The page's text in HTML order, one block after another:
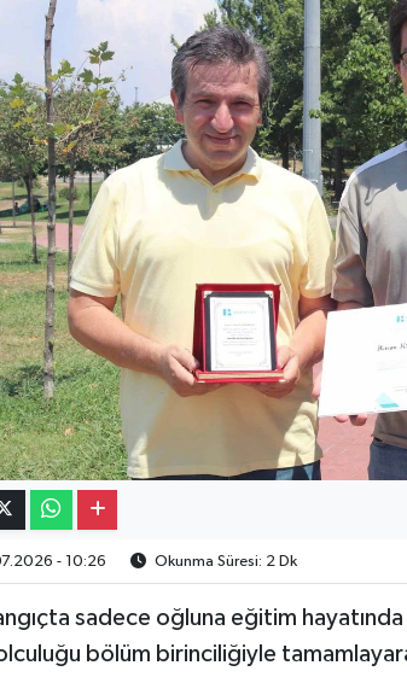
- 10:26 Okunma Süresi: 2 Dk
sadece oğluna eğitim
bölüm birinciliğiyle